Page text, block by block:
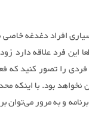
افراد دغدغه خاصی
فرد علاقه دارد
را تصور کنید که
بود. با اینکه
و به مرور می‌توان